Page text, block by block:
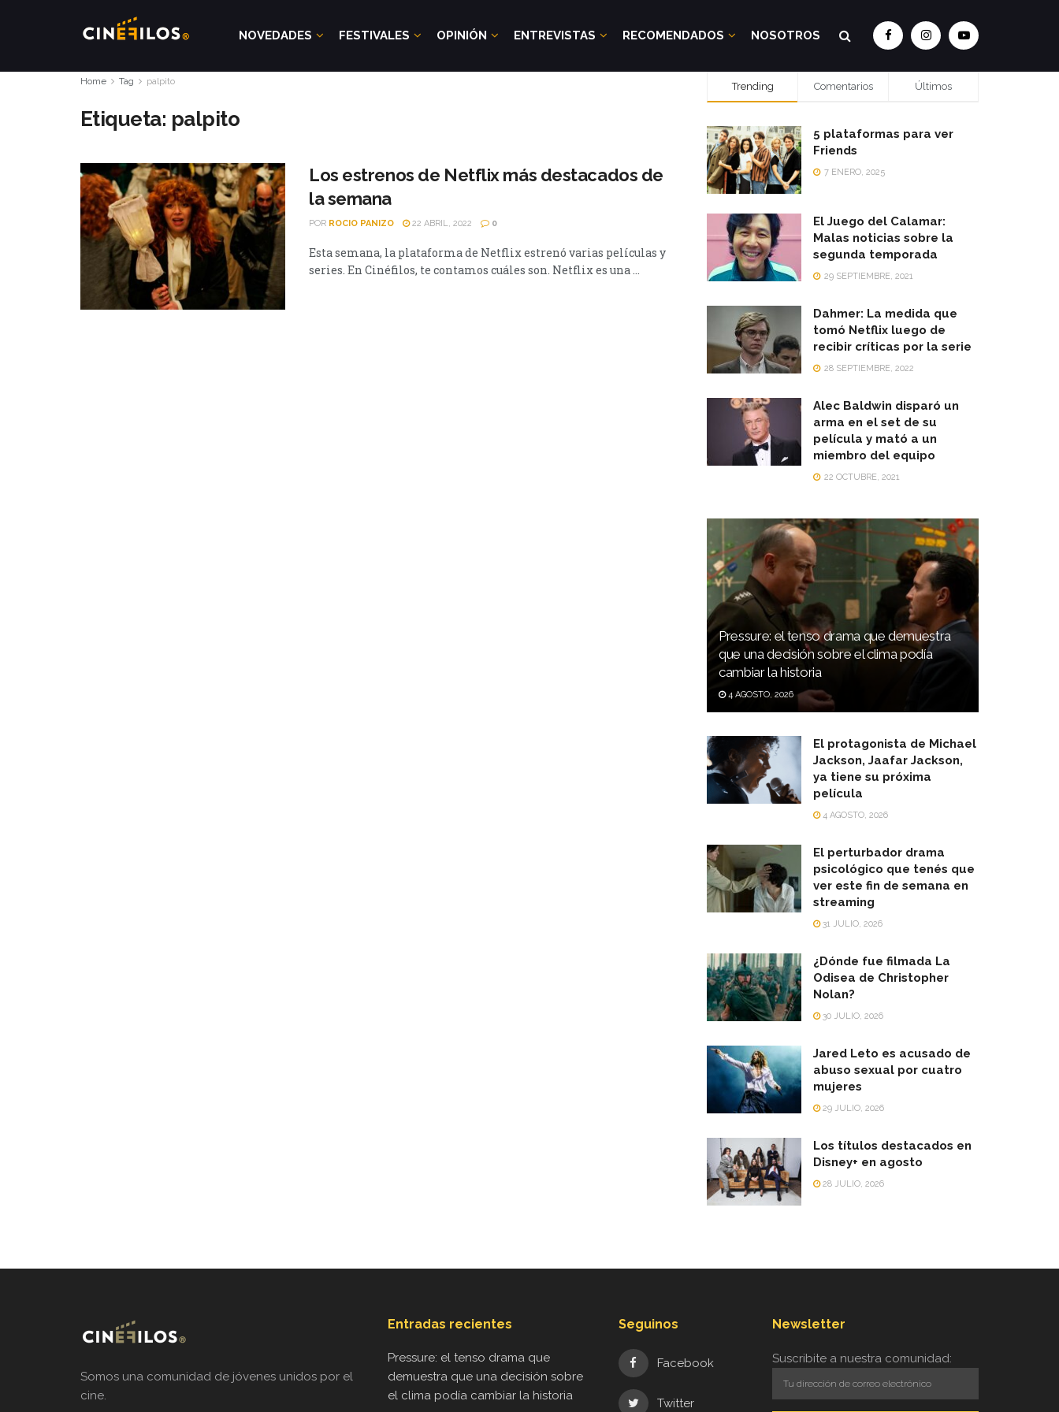
NOVEDADES FESTIVALES OPINIÓN ENTREVISTAS RECOMENDADOS NOSOTROS
Home Tag palpito
Etiqueta: palpito
Los estrenos de Netflix más destacados de
la semana
POR ROCIO PANIZO 22 ABRIL, 2022 0
Esta semana, la plataforma de Netflix estrenó varias películas y
series. En Cinéfilos, te contamos cuáles son. Netflix es una ...
Trending Comentarios Últimos
5 plataformas para ver
Friends
7 ENERO, 2025
El Juego del Calamar:
Malas noticias sobre la
segunda temporada
29 SEPTIEMBRE, 2021
Dahmer: La medida que
tomó Netflix luego de
recibir críticas por la serie
28 SEPTIEMBRE, 2022
Alec Baldwin disparó un
arma en el set de su
película y mató a un
miembro del equipo
22 OCTUBRE, 2021
Pressure: el tenso drama que demuestra
que una decisión sobre el clima podía
cambiar la historia
4 AGOSTO, 2026
El protagonista de Michael
Jackson, Jaafar Jackson,
ya tiene su próxima
película
4 AGOSTO, 2026
El perturbador drama
psicológico que tenés que
ver este fin de semana en
streaming
31 JULIO, 2026
¿Dónde fue filmada La
Odisea de Christopher
Nolan?
30 JULIO, 2026
Jared Leto es acusado de
abuso sexual por cuatro
mujeres
29 JULIO, 2026
Los títulos destacados en
Disney+ en agosto
28 JULIO, 2026
Somos una comunidad de jóvenes unidos por el
cine.
Entradas recientes
Pressure: el tenso drama que
demuestra que una decisión sobre
el clima podía cambiar la historia
Seguinos
Facebook
Twitter
Newsletter
Suscribite a nuestra comunidad: